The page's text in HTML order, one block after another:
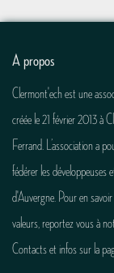
A propos
Clermont'ech est une
créée le 21 février 2013 à
Ferrand. L’association a
fédérer les développeuses
d'Auvergne. Pour en
valeurs, reportez vous à
Contacts et infos sur la